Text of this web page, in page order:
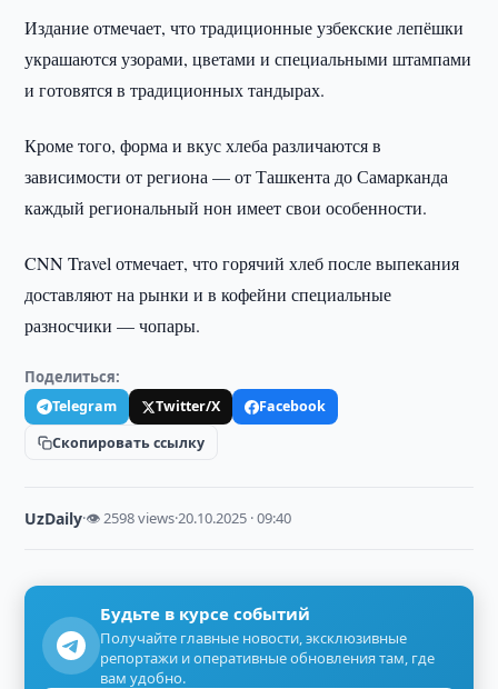
Издание отмечает, что традиционные узбекские лепёшки
украшаются узорами, цветами и специальными штампами
и готовятся в традиционных тандырах.
Кроме того, форма и вкус хлеба различаются в
зависимости от региона — от Ташкента до Самарканда
каждый региональный нон имеет свои особенности.
CNN Travel отмечает, что горячий хлеб после выпекания
доставляют на рынки и в кофейни специальные
разносчики — чопары.
Поделиться:
Telegram Twitter/X
Facebook
Скопировать ссылку
UzDaily·👁 2598 views·20.10.2025 · 09:40
Будьте в курсе событий
Получайте главные новости, эксклюзивные
репортажи и оперативные обновления там, где
вам удобно.